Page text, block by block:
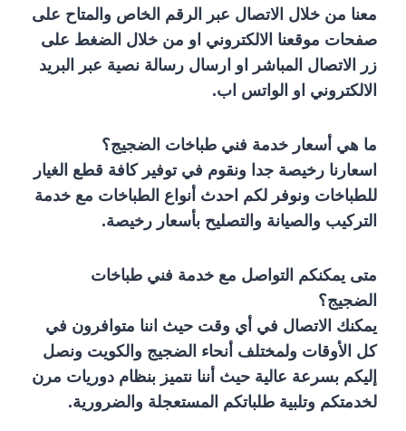
معنا من خلال الاتصال عبر الرقم الخاص والمتاح على
صفحات موقعنا الالكتروني او من خلال الضغط على
زر الاتصال المباشر او ارسال رسالة نصية عبر البريد
الالكتروني او الواتس اب.
ما هي أسعار خدمة فني طباخات الضجيج؟
اسعارنا رخيصة جدا ونقوم في توفير كافة قطع الغيار
للطباخات ونوفر لكم احدث أنواع الطباخات مع خدمة
التركيب والصيانة والتصليح بأسعار رخيصة.
متى يمكنكم التواصل مع خدمة فني طباخات
الضجيج؟
يمكنك الاتصال في أي وقت حيث اننا متوافرون في
كل الأوقات ولمختلف أنحاء الضجيج والكويت ونصل
إليكم بسرعة عالية حيث أننا نتميز بنظام دوريات مرن
لخدمتكم وتلبية طلباتكم المستعجلة والضرورية.